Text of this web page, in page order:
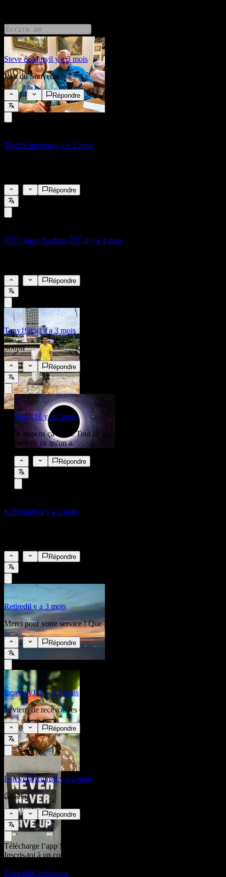
Steve & Maryil y a 3 mois
Jour du Souvenir
14 Répondre
Top1% investoril y a 3 mois
Répondre
🇩🇪 Joker Trading 🇩🇪il y a 3 mois
Répondre
Tony1985il y a 3 mois
Soupir
2 Répondre
Micus1il y a 2 mois
Je ressens ça aussi. Tout ce qu'on peut faire, c'est tirer le meilleur
parti de ce qu'on a.
Répondre
KISSfan81il y a 2 mois
Répondre
Retiredil y a 3 mois
Merci pour votre service ! Que Dieu bénisse les États-Unis !
1 Répondre
lucasguy11il y a 2 mois
Je viens de recevoir les dividendes de NEO aussi… Je veux trader :(
0 Répondre
ForeverDreamsil y a 2 mois
🥶🥶😭
0 Répondre
Télécharge l’app Stock Events
Inscris-toi à un compte Stock Events pour créer tes propres listes de
S'inscrireConnexion